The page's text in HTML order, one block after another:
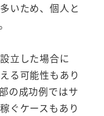
いため、個人と
立した場合に
る可能性もあり
の成功例ではサ
ぐケースもあり